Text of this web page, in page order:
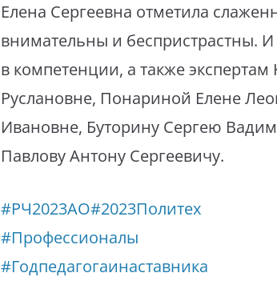
Елена Сергеевна отметила
внимательны и беспристрастны.
в компетенции, а также
Руслановне, Понариной Елене
Ивановне, Буторину Сергею
Павлову Антону Сергеевичу.
#РЧ2023АО#2023Политех
#Профессионалы
#Годпедагогаинаставника